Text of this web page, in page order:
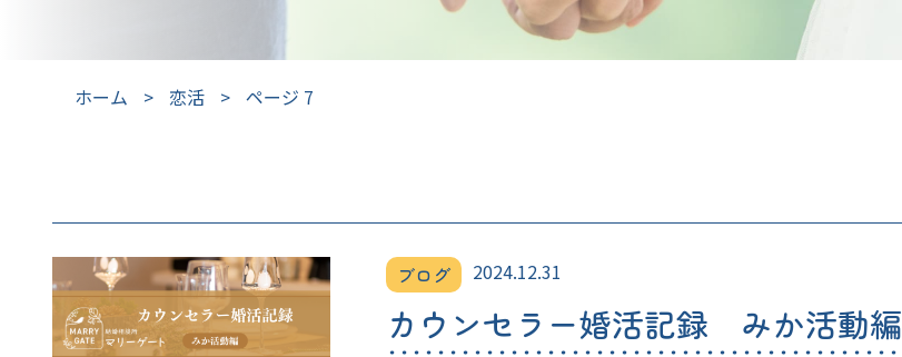
ホーム > 恋活 > ページ 7
ブログ 2024.12.31
カウンセラー婚活記録 みか活動編